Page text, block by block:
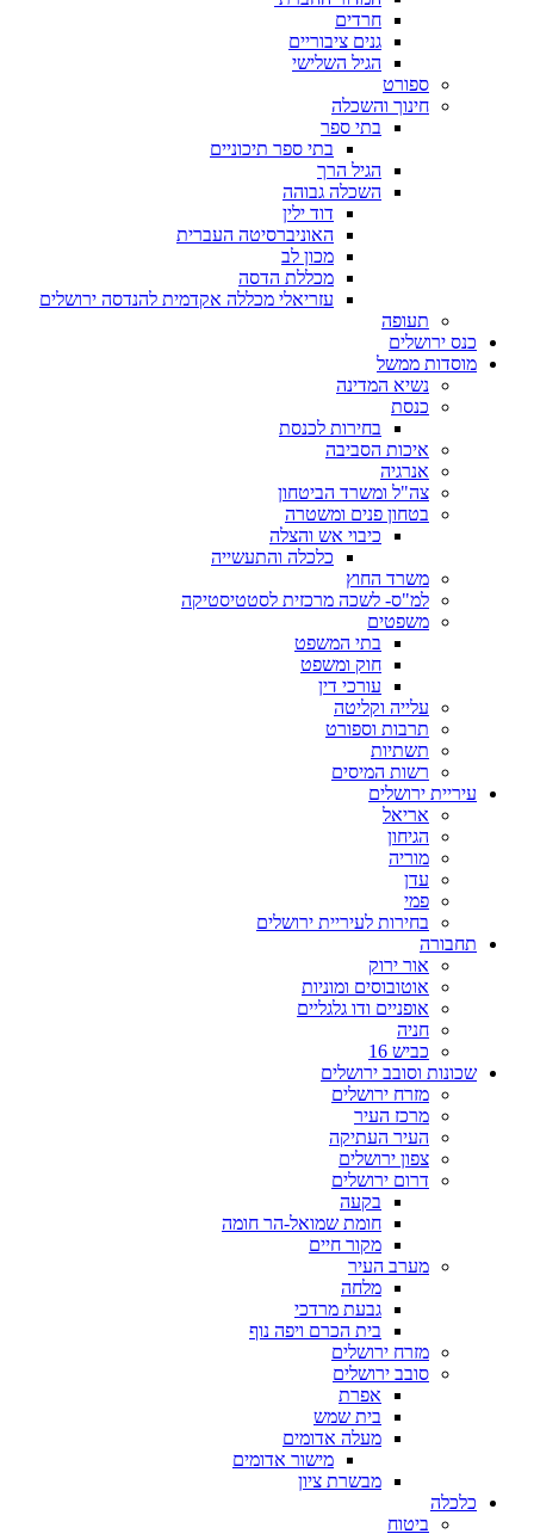
חרדים
גנים ציבוריים
הגיל השלישי
ספורט
חינוך והשכלה
בתי ספר
בתי ספר תיכוניים
הגיל הרך
השכלה גבוהה
דוד ילין
האוניברסיטה העברית
מכון לב
מכללת הדסה
עזריאלי מכללה אקדמית להנדסה ירושלים
תעופה
כנס ירושלים
מוסדות ממשל
נשיא המדינה
כנסת
בחירות לכנסת
איכות הסביבה
אנרגיה
צה"ל ומשרד הביטחון
בטחון פנים ומשטרה
כיבוי אש והצלה
כלכלה והתעשייה
משרד החוץ
למ"ס- לשכה מרכזית לסטטיסטיקה
משפטים
בתי המשפט
חוק ומשפט
עורכי דין
עלייה וקליטה
תרבות וספורט
תשתיות
רשות המיסים
עיריית ירושלים
אריאל
הגיחון
מוריה
עדן
פמי
בחירות לעיריית ירושלים
תחבורה
אור ירוק
אוטובוסים ומוניות
אופניים ודו גלגליים
חניה
כביש 16
שכונות וסובב ירושלים
מזרח ירושלים
מרכז העיר
העיר העתיקה
צפון ירושלים
דרום ירושלים
בקעה
חומת שמואל-הר חומה
מקור חיים
מערב העיר
מלחה
גבעת מרדכי
בית הכרם ויפה נוף
מזרח ירושלים
סובב ירושלים
אפרת
בית שמש
מעלה אדומים
מישור אדומים
מבשרת ציון
כלכלה
ביטוח